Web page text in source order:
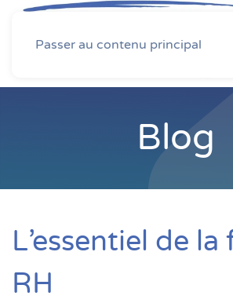
Passer au contenu principal
Blog
L’essentiel de
RH